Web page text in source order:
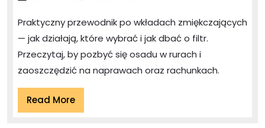
do
—
Praktyczny przewodnik po wkładach zmiękczających
— jak działają, które wybrać i jak dbać o filtr.
Przeczytaj, by pozbyć się osadu w rurach i
zaoszczędzić na naprawach oraz rachunkach.
Read MoreRead
More